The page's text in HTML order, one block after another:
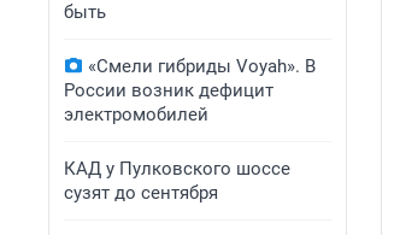
быть
«Смели гибриды Voyah». В
России возник дефицит
электромобилей
КАД у Пулковского шоссе
сузят до сентября